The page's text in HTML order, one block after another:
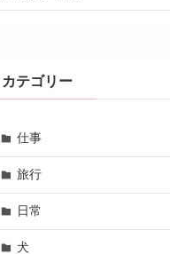
カテゴリー
仕事
旅行
日常
犬